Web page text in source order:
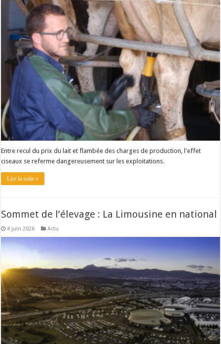
Entre recul du prix du lait et flambée des charges de production, l'effet
ciseaux se referme dangereusement sur les exploitations.
Lire la suite »
Sommet de l’élevage : La Limousine en national
4 juin 2026 Actu